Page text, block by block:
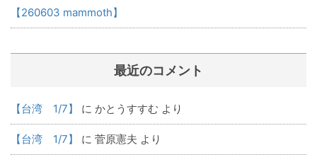
【260603 mammoth】
最近のコメント
【台湾 1/7】 に かとうすすむ より
【台湾 1/7】 に 菅原憲夫 より